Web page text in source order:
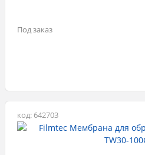
Под заказ
код: 642703